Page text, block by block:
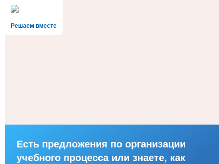
Решаем вместе
Есть предложения по организации
учебного процесса или знаете, как